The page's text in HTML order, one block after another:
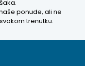
ponude, ali ne
trenutku.